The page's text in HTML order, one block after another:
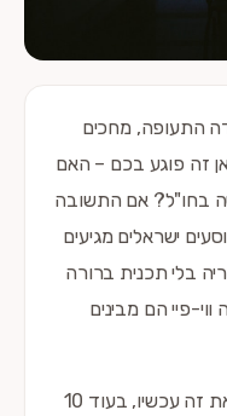
התעופה, מחכים
זה פוגע בכם – האם
בחו"ל? אם התשובה
ישראלים מגיעים
בלי תכנית ברורה
פיי הם מבינים
הטוב בחדשות? אתם יכולים לתקן את זה עכשיו, בעוד 10